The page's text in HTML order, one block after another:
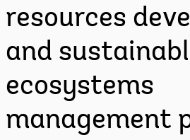
resources
and
ecosystems
management